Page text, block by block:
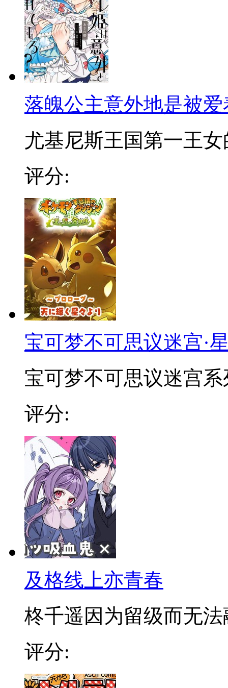
落魄公主意外地是被
尤基尼斯王国第一王女
评分:
宝可梦不可思议迷宫·
宝可梦不可思议迷宫系
评分:
及格线上亦青春
柊千遥因为留级而无法
评分: